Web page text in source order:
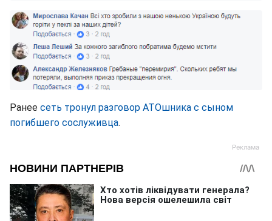
Ранее сеть тронул разговор АТОшника с сыном
погибшего сослуживца.